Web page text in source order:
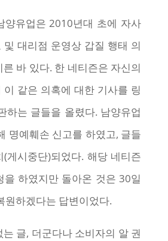
양유업은 2010년대 초에 자사
대리점 운영상 갑질 행태 의
바 있다. 한 네티즌은 자신의
이 같은 의혹에 대한 기사를 링
하는 글들을 올렸다. 남양유업
명예훼손 신고를 하였고, 글들
게시중단)되었다. 해당 네티즌
을 하였지만 돌아온 것은 30일
원하겠다는 답변이었다.
글, 더군다나 소비자의 알 권